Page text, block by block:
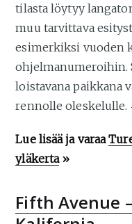
tilasta löytyy
muu tarvittava
esimerkiksi vuoden
ohjelmanumeroihin.
loistavana paikkana
rennolle oleskelulle.
Lue lisää ja varaa
yläkerta»
Fifth Avenue